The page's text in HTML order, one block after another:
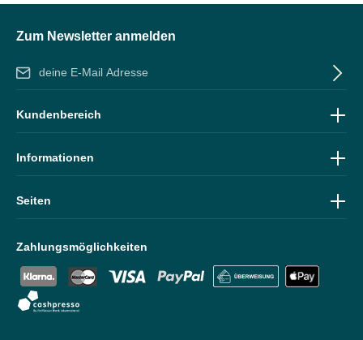
Zum Newsletter anmelden
E-Mail-Adresse*
und dieAGBgelesen und bin mit ihnen einverstanden.
Zahlungsmöglichkeiten
Kundenbereich
Informationen
Seiten